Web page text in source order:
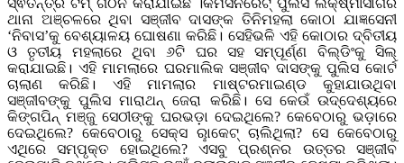
ଥାନା ଅଞ୍ଚଳରେ ଥିବା ସଞ୍ଜୀବ ଦାସଙ୍କ ତିନିମହଲା କୋଠା ଯାଜ୍ଞସେନୀ
‘ନିବାସ’କୁ ବେଶ୍ୟାଳୟ ଘୋଷଣା କରିଛି। ସେହିଭଳି ଏହି କୋଠାର ଦ୍ବିତୀୟ
ଓ ତୃତୀୟ ମହଲାରେ ଥିବା ୬ଟି ଘର ସହ ସମ୍ପୂର୍ଣ୍ଣ ବିଲ୍ଡିଂକୁ ସିଲ୍‌
କରାଯାଇଛି। ଏହି ମାମଲାରେ ଘରମାଲିକ ସଞ୍ଜୀବ ଦାସଙ୍କୁ ପୁଲିସ କୋର୍ଟ
ଚାଲାଣ କରିଛି। ଏହି ମାମଲାର ମାଷ୍ଟରମାଇଣ୍ଡ କୁହାଯାଉଥିବା
ସଞ୍ଜୀବଙ୍କୁ ପୁଲିସ ମାରାଥନ୍‌ ଜେରା କରିଛି। ସେ କେଉଁ ଉଦ୍ଦେଶ୍ୟରେ
କିଙ୍ଗପିନ୍‌ ମଞ୍ଜୁ ସେଠୀଙ୍କୁ ଘରଭଡ଼ା ଦେଇଥିଲେ? କେବେଠାରୁ ଭଡ଼ାରେ
ଦେଇଥିଲେ? କେବେଠାରୁ ସେକ୍ସ ରୢାକେଟ୍‌ ଚାଲିଥିଲା? ସେ କେବେଠାରୁ
ଏଥିରେ ସମ୍ପୃକ୍ତ ହୋଇଥିଲେ? ଏସବୁ ପ୍ରଶ୍ନର ଉତ୍ତର ସଞ୍ଜୀବ